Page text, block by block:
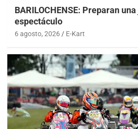
BARILOCHENSE: Preparan
espectáculo
6 agosto, 2026 E-Kart